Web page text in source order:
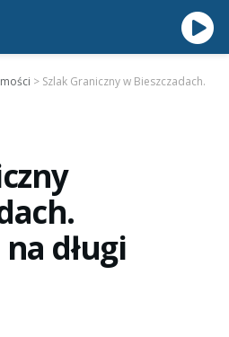
> Szlak Graniczny w Bieszczadach.
długi